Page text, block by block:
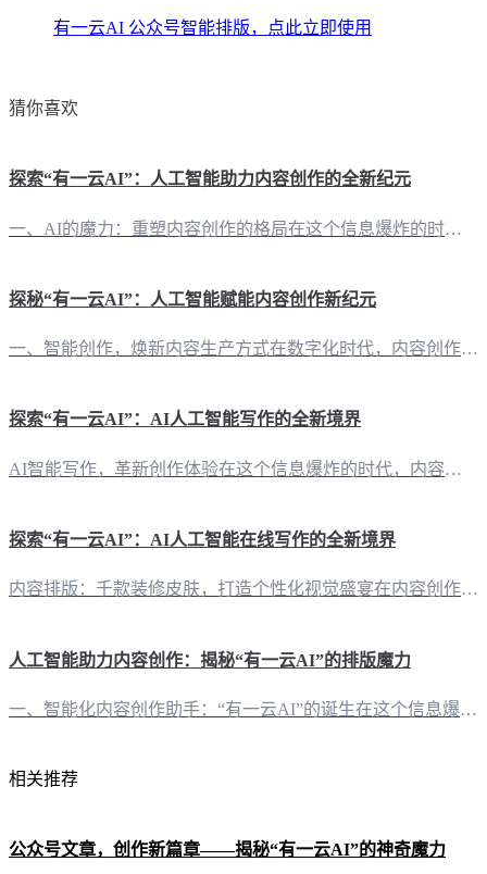
有一云AI 公众号智能排版，点此立即使用
猜你喜欢
探索“有一云AI”：人工智能助力内容创作的全新纪元
一、AI的魔力：重塑内容创作的格局在这个信息爆炸的时代，内容创作正经历一场变革。传统的人工撰写方式已无法满足日益增长的内容需求。而“有一云AI”，作为一款创新型AI智能写作+排版软件，正以其卓越的性能，为自媒体创作者带来前所未有的便捷体验。 二、排版之美：千款皮肤，一触即达“有一云AI”在内容排版方面独具匠心，提供包含标题、内容、图文、分隔、引导五大类数千款装修皮肤。无论是追求简约大气的风格，还
探秘“有一云AI”：人工智能赋能内容创作新纪元
一、智能创作，焕新内容生产方式在数字化时代，内容创作成为核心竞争力。“有一云AI”作为一款创新型AI智能写作+排版软件，正以卓越的性能和前沿的技术，引领内容创作迈向智能化新阶段。 二、AI赋能，写作排版一网打尽“有一云AI”在内容排版方面，匠心独运，提供涵盖标题、内容、图文、分隔、引导等五大类数千款装修皮肤，让每一次创作都能焕发个性魅力。 三、跨平台支持，创作无界从公众号、头条号到小红书、百家号
探索“有一云AI”：AI人工智能写作的全新境界
AI智能写作，革新创作体验在这个信息爆炸的时代，内容创作已成为自媒体创作者们不可或缺的技能。而“有一云AI”的问世，无疑为这一领域带来了革命性的变化。这款创新型AI智能写作+排版软件，以其卓越的性能和丰富的功能，为创作者们打开了全新的创作空间。 内容排版，千变万化，任你挑选“有一云AI”在内容排版方面独具匠心，提供了数千款装修皮肤，涵盖标题、内容、图文、分隔、引导等五大类。这些皮肤设计精美，风格
探索“有一云AI”：AI人工智能在线写作的全新境界
内容排版：千款装修皮肤，打造个性化视觉盛宴在内容创作的世界里，“有一云AI”如同一位巧手匠心的大师，为自媒体创作者们提供了一片广阔的创意天地。这款创新型AI智能写作+排版软件，以其丰富的排版功能，让每一篇作品都焕发出独特的光彩。无论是标题、内容、图文，还是分隔、引导，"有一云AI"都提供了数千款装修皮肤，为创作者们提供了无尽的想象空间。 内容创作：一站式服务，覆盖各大自媒体平台"有一云AI"不仅
人工智能助力内容创作：揭秘“有一云AI”的排版魔力
一、智能化内容创作助手：“有一云AI”的诞生在这个信息爆炸的时代，内容创作已成为自媒体发展的核心。然而，如何高效、高质量地完成内容创作，成为许多创作者的难题。为此，“有一云AI”应运而生，以人工智能技术为自媒体创作者提供前沿的写作与排版服务。 二、排版的艺术：“有一云AI”的五大类装修皮肤在内容排版方面，“有一云AI”独具匠心，提供了包含标题、内容、图文、分隔、引导五大类的数千款装修皮肤。这些皮
相关推荐
公众号文章，创作新篇章——揭秘“有一云AI”的神奇魔力